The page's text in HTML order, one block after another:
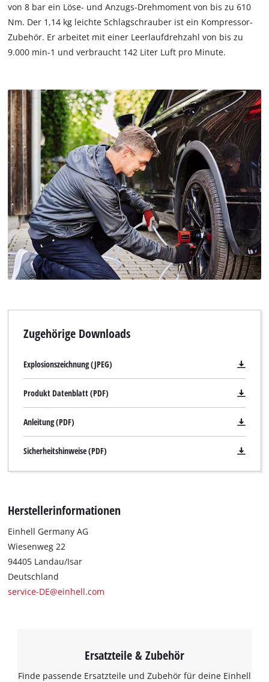
Wir benötigen deine Zustimmung, um
Google Maps laden zu können!
the site with their CMP to add this content
Powered by
von 8 bar ein Löse- und Anzugs-Drehmoment von bis zu 610
Nm. Der 1,14 kg leichte Schlagschrauber ist ein Kompressor-
Zubehör. Er arbeitet mit einer Leerlaufdrehzahl von bis zu
9.000 min-1 und verbraucht 142 Liter Luft pro Minute.
Zugehörige Downloads
Explosionszeichnung (JPEG)
Produkt Datenblatt (PDF)
Anleitung (PDF)
Sicherheitshinweise (PDF)
Herstellerinformationen
Einhell Germany AG
Wiesenweg 22
94405 Landau/Isar
Deutschland
service-DE@einhell.com
Ersatzteile & Zubehör
Finde passende Ersatzteile und Zubehör für deine Einhell